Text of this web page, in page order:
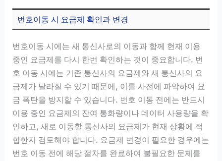
번호이동 시 요금제 확인과 변경
번호이동 시에는 새 통신사로의 이동과 함께 현재 이용
중인 요금제를 다시 한번 확인하는 것이 중요합니다. 번
호 이동 시에는 기존 통신사의 요금제와 새 통신사의 요
금제가 달라질 수 있기 때문에, 이를 사전에 파악하여 요
금 폭탄을 방지할 수 있습니다. 번호 이동 전에는 반드시
이용 중인 요금제의 잔여 통화량이나 데이터 사용량을 확
인하고, 새로 이동할 통신사의 요금제가 현재 상황에 적
합한지 검토해야 합니다. 요금제 변경이 필요한 경우에는
번호 이동 전에 해당 절차를 완료하여 불필요한 문제를